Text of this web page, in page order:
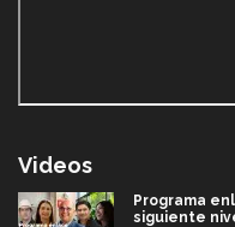
Videos
Programa
siguiente